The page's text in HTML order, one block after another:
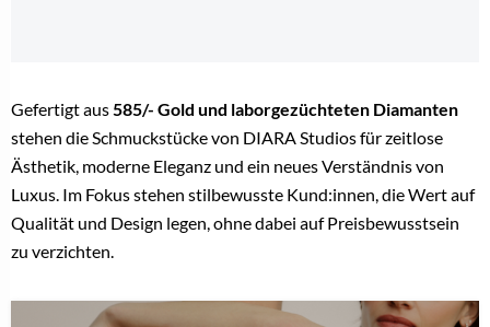
Gefertigt aus585/- Gold und laborgezüchteten Diamanten
stehen die Schmuckstücke von DIARA Studios für zeitlose
Ästhetik, moderne Eleganz und ein neues Verständnis von
Luxus. Im Fokus stehen stilbewusste Kund:innen, die Wert auf
Qualität und Design legen, ohne dabei auf Preisbewusstsein
zu verzichten.